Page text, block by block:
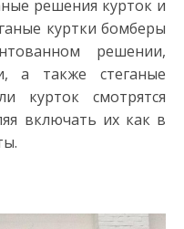
решения курток и
куртки бомберы
решении,
а также стеганые
курток смотрятся
включать их как в